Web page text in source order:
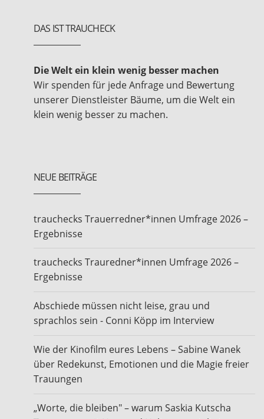
DAS IST TRAUCHECK
Die Welt ein klein wenig besser machen
Wir spenden für jede Anfrage und Bewertung
unserer Dienstleister Bäume, um die Welt ein
klein wenig besser zu machen.
NEUE BEITRÄGE
trauchecks Trauerredner*innen Umfrage 2026 –
Ergebnisse
trauchecks Trauredner*innen Umfrage 2026 –
Ergebnisse
Abschiede müssen nicht leise, grau und
sprachlos sein - Conni Köpp im Interview
Wie der Kinofilm eures Lebens – Sabine Wanek
über Redekunst, Emotionen und die Magie freier
Trauungen
„Worte, die bleiben" – warum Saskia Kutscha